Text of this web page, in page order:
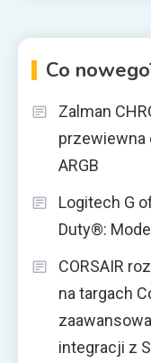
Co
Zalman
przewiewna
ARGB
Logitech G
Duty®:
CORSAIR
na targach
integracji z